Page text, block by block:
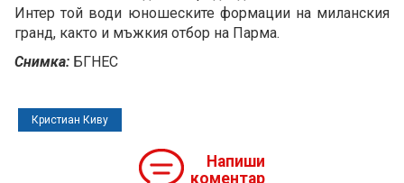
Интер той води юношеските формации на миланския
гранд, както и мъжкия отбор на Парма.
Снимка: БГНЕС
Кристиан Киву
Напиши
коментар